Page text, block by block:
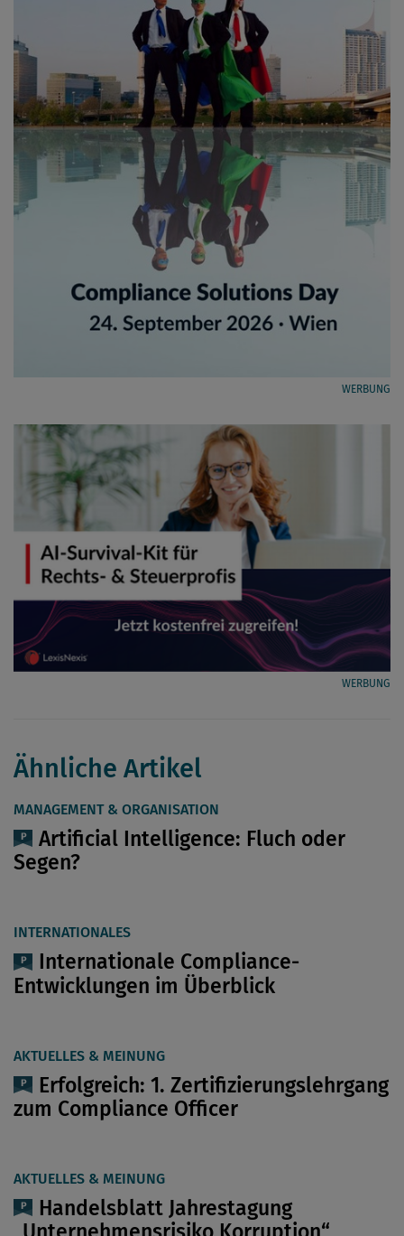
WERBUNG
WERBUNG
Ähnliche Artikel
MANAGEMENT & ORGANISATION
Artificial Intelligence: Fluch oder
Segen?
INTERNATIONALES
Internationale Compliance-
Entwicklungen im Überblick
AKTUELLES & MEINUNG
Erfolgreich: 1. Zertifizierungslehrgang
zum Compliance Officer
AKTUELLES & MEINUNG
Handelsblatt Jahrestagung